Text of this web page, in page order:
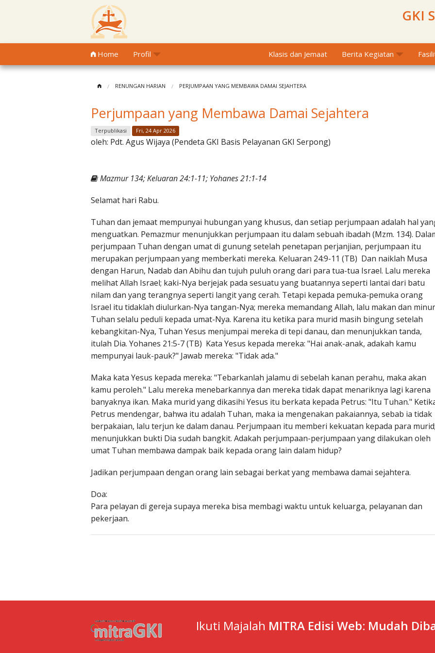
GKI
Home Profil Klasis dan Jemaat Berita Kegiatan
RENUNGAN HARIAN PERJUMPAAN YANG MEMBAWA DAMAI SEJAHTERA
Perjumpaan yang Membawa Damai Sejahtera
Terpublikasi Fri, 24 Apr 2026
oleh: Pdt. Agus Wijaya (Pendeta GKI Basis Pelayanan GKI Serpong)
Mazmur 134; Keluaran 24:1-11; Yohanes 21:1-14
Selamat hari Rabu.
Tuhan dan jemaat mempunyai hubungan yang khusus, dan setiap perjumpaan adalah hal
menguatkan. Pemazmur menunjukkan perjumpaan itu dalam sebuah ibadah (Mzm. 134).
perjumpaan Tuhan dengan umat di gunung setelah penetapan perjanjian, perjumpaan itu
merupakan perjumpaan yang memberkati mereka. Keluaran 24:9-11 (TB) Dan naiklah Musa
dengan Harun, Nadab dan Abihu dan tujuh puluh orang dari para tua-tua Israel. Lalu mereka
melihat Allah Israel; kaki-Nya berjejak pada sesuatu yang buatannya seperti lantai dari batu
nilam dan yang terangnya seperti langit yang cerah. Tetapi kepada pemuka-pemuka orang
Israel itu tidaklah diulurkan-Nya tangan-Nya; mereka memandang Allah, lalu makan dan
Tuhan selalu peduli kepada umat-Nya. Karena itu ketika para murid masih bingung setelah
kebangkitan-Nya, Tuhan Yesus menjumpai mereka di tepi danau, dan menunjukkan tanda,
itulah Dia. Yohanes 21:5-7 (TB) Kata Yesus kepada mereka: "Hai anak-anak, adakah kamu
mempunyai lauk-pauk?" Jawab mereka: "Tidak ada."
Maka kata Yesus kepada mereka: "Tebarkanlah jalamu di sebelah kanan perahu, maka akan
kamu peroleh." Lalu mereka menebarkannya dan mereka tidak dapat menariknya lagi karena
banyaknya ikan. Maka murid yang dikasihi Yesus itu berkata kepada Petrus: "Itu Tuhan."
Petrus mendengar, bahwa itu adalah Tuhan, maka ia mengenakan pakaiannya, sebab ia tidak
berpakaian, lalu terjun ke dalam danau. Perjumpaan itu memberi kekuatan kepada para murid;
menunjukkan bukti Dia sudah bangkit. Adakah perjumpaan-perjumpaan yang dilakukan oleh
umat Tuhan membawa dampak baik kepada orang lain dalam hidup?
Jadikan perjumpaan dengan orang lain sebagai berkat yang membawa damai sejahtera.
Doa:
Para pelayan di gereja supaya mereka bisa membagi waktu untuk keluarga, pelayanan dan
pekerjaan.
Ikuti Majalah MITRA Edisi Web: Mudah